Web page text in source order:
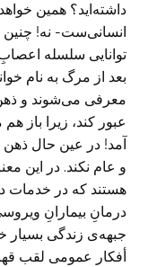
داشته‌اید؟ همین
انسانی‌ست- نه!
توانایی سلسله
بعد از مرگ به نام
معرفی می‌شوند و ذهن
عبور کند، زیرا باز
آمد! در عین حال ذهن
و عام نکند. در این
هستند که در خدمات
درمانِ بیمارانِ
جبهه‌ی زندگی
أفکار عمومی لقب